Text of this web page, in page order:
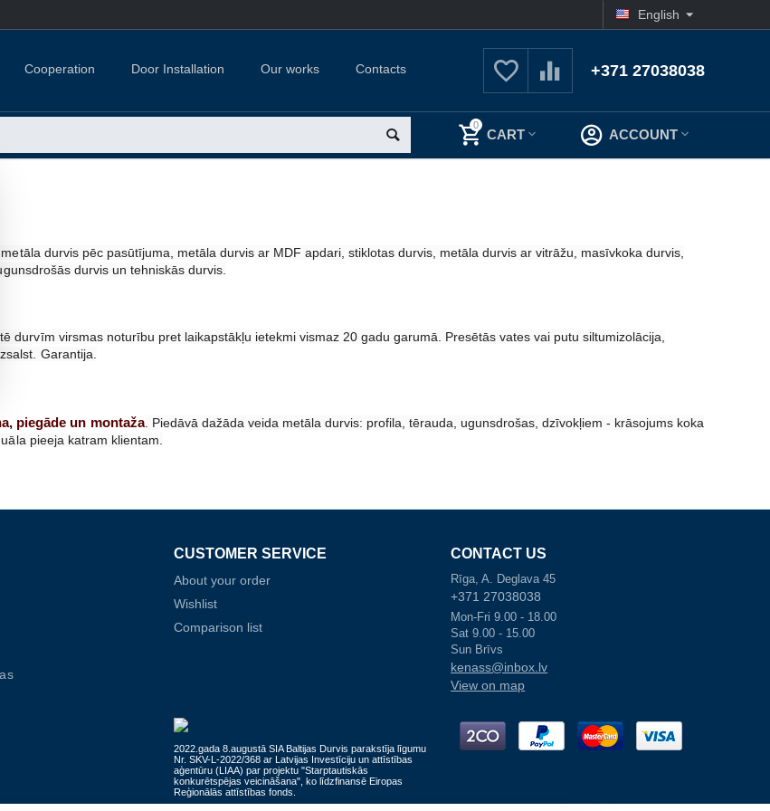
English
Cooperation Door Installation Our works Contacts +371 27038038
ACCOUNT
0
CART
durvis pēc pasūtījuma, metāla durvis ar MDF apdari, stiklotas durvis, metāla durvis ar vitrāžu, masīvkoka durvis,
durvis un tehniskās durvis.
durvīm virsmas noturību pret laikapstākļu ietekmi vismaz 20 gadu garumā. Presētās vates vai putu siltumizolācija,
Garantija.
piegāde un montaža. Piedāvā dažāda veida metāla durvis: profila, tērauda, ugunsdrošas, dzīvokļiem - krāsojums koka
pieeja katram klientam.
CUSTOMER SERVICE
About your order
Wishlist
Comparison list
CONTACT US
Rīga, A. Deglava 45
+371 27038038
Mon-Fri 9.00 - 18.00
Sat 9.00 - 15.00
Sun Brīvs
kenass@inbox.lv
View on map
2022.gada 8.augustā SIA Baltijas Durvis parakstīja līgumu
Nr. SKV-L-2022/368 ar Latvijas Investīciju un attīstības
aģentūru (LIAA) par projektu "Starptautiskās
konkurētspējas veicināšana", ko līdzfinansē Eiropas
Reģionālās attīstības fonds.